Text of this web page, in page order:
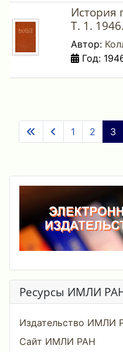
История
Т. 1. 1946.
Автор:
Год:
1 2 3
Ресурсы ИМЛИ
Издательство ИМЛИ
Сайт ИМЛИ РАН